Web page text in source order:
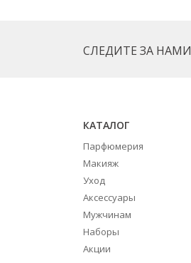
СЛЕДИТЕ ЗА НАМИ
КАТАЛОГ
Парфюмерия
Макияж
Уход
Аксессуары
Мужчинам
Наборы
Акции